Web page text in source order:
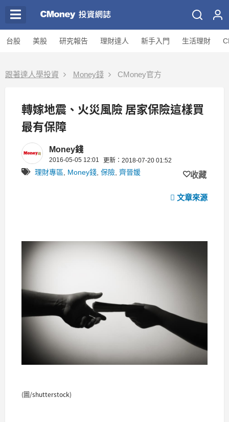
台股 美股 研究報告 理財達人 新手入門 生活理財
跟著達人學投資 Money錢 CMoney官方
轉嫁地震、火災風險 居家保險這樣買
最有保障
Money錢
2016-05-05 12:01 更新：2018-07-20 01:52
理財專區 Money錢 保險 齊晉媛 收藏
文章來源
(圖/shutterstock)